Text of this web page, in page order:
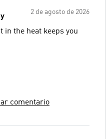
2 de agosto de 2026
in the heat keeps you
comentario